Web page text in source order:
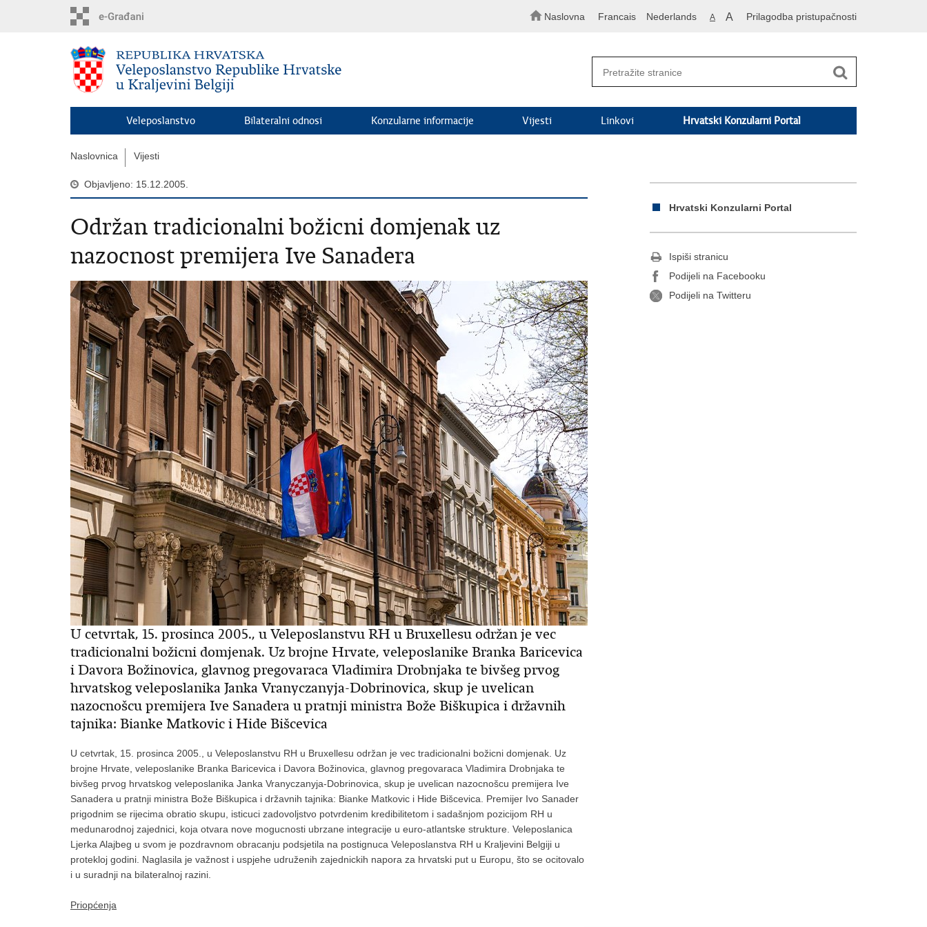
Naslovna Francais Nederlands A A Prilagodba pristupačnosti
Veleposlanstvo Bilateralni odnosi Konzularne informacije Vijesti Linkovi Hrvatski Konzularni Portal
Naslovnica Vijesti
Objavljeno: 15.12.2005.
Održan tradicionalni božicni domjenak uz
nazocnost premijera Ive Sanadera
U cetvrtak, 15. prosinca 2005., u Veleposlanstvu RH u Bruxellesu održan je vec
tradicionalni božicni domjenak. Uz brojne Hrvate, veleposlanike Branka Baricevica
i Davora Božinovica, glavnog pregovaraca Vladimira Drobnjaka te bivšeg prvog
hrvatskog veleposlanika Janka Vranyczanyja-Dobrinovica, skup je uvelican
nazocnošcu premijera Ive Sanadera u pratnji ministra Bože Biškupica i državnih
tajnika: Bianke Matkovic i Hide Bišcevica
U cetvrtak, 15. prosinca 2005., u Veleposlanstvu RH u Bruxellesu održan je vec tradicionalni božicni domjenak. Uz
brojne Hrvate, veleposlanike Branka Baricevica i Davora Božinovica, glavnog pregovaraca Vladimira Drobnjaka te
bivšeg prvog hrvatskog veleposlanika Janka Vranyczanyja-Dobrinovica, skup je uvelican nazocnošcu premijera Ive
Sanadera u pratnji ministra Bože Biškupica i državnih tajnika: Bianke Matkovic i Hide Bišcevica. Premijer Ivo Sanader
prigodnim se rijecima obratio skupu, isticuci zadovoljstvo potvrdenim kredibilitetom i sadašnjom pozicijom RH u
medunarodnoj zajednici, koja otvara nove mogucnosti ubrzane integracije u euro-atlantske strukture. Veleposlanica
Ljerka Alajbeg u svom je pozdravnom obracanju podsjetila na postignuca Veleposlanstva RH u Kraljevini Belgiji u
protekloj godini. Naglasila je važnost i uspjehe udruženih zajednickih napora za hrvatski put u Europu, što se ocitovalo
i u suradnji na bilateralnoj razini.
Priopćenja
Hrvatski Konzularni Portal
Ispiši stranicu
Podijeli na Facebooku
Podijeli na Twitteru